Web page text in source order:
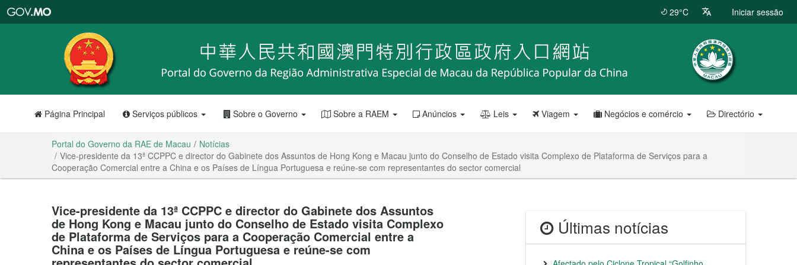
RAE
de
Macau
29°C Iniciar sessão
Página Principal Serviços públicos Sobre o Governo Sobre a RAEM Anúncios Leis Viagem Negócios e comércio Directório
Portal do Governo da RAE de Macau
Notícias
Vice-presidente da 13ª CCPPC e director do Gabinete dos Assuntos de Hong Kong e Macau junto do Conselho de Estado visita Complexo de Plataforma de Serviços para a
Cooperação Comercial entre a China e os Países de Língua Portuguesa e reúne-se com representantes do sector comercial
Vice-presidente da 13ª CCPPC e director do Gabinete dos Assuntos
de Hong Kong e Macau junto do Conselho de Estado visita Complexo
de Plataforma de Serviços para a Cooperação Comercial entre a
China e os Países de Língua Portuguesa e reúne-se com
Últimas notícias